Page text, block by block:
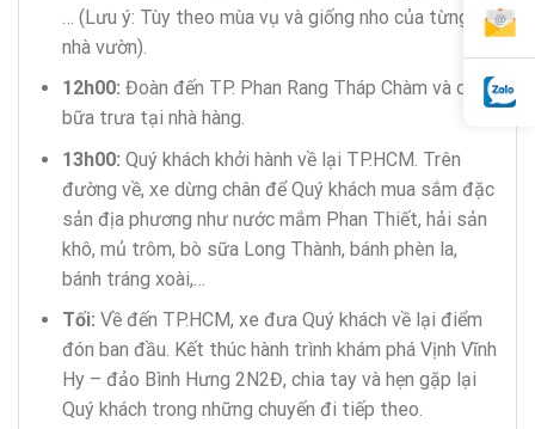
… (Lưu ý: Tùy theo mùa vụ và giống nho của từng
nhà vườn).
12h00: Đoàn đến TP. Phan Rang Tháp Chàm và dùng
bữa trưa tại nhà hàng.
13h00: Quý khách khởi hành về lại TP.HCM. Trên
đường về, xe dừng chân để Quý khách mua sắm đặc
sản địa phương như nước mắm Phan Thiết, hải sản
khô, mủ trôm, bò sữa Long Thành, bánh phèn la,
bánh tráng xoài,…
Tối: Về đến TP.HCM, xe đưa Quý khách về lại điểm
đón ban đầu. Kết thúc hành trình khám phá Vịnh Vĩnh
Hy – đảo Bình Hưng 2N2Đ, chia tay và hẹn gặp lại
Quý khách trong những chuyến đi tiếp theo.